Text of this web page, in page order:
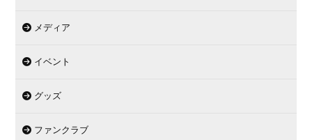
メディア
イベント
グッズ
ファンクラブ